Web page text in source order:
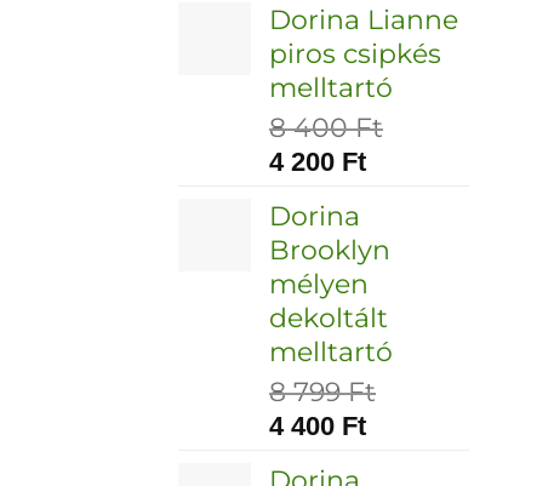
Dorina Lianne
piros csipkés
melltartó
8 400Ft
4 200 Ft
Dorina
Brooklyn
mélyen
dekoltált
melltartó
8 799Ft
4 400 Ft
Dorina